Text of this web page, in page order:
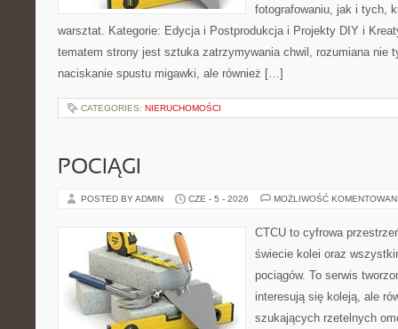
fotografowaniu, jak i tych,
warsztat. Kategorie: Edycja i Postprodukcja i Projekty DIY i
tematem strony jest sztuka zatrzymywania chwil, rozumiana nie
naciskanie spustu migawki, ale również […]
CATEGORIES: NIERUCHOMOŚCI
POCIĄGI
POSTED BY ADMIN CZE - 5 - 2026 MOŻLIWOŚĆ
CTCU to cyfrowa
świecie kolei oraz
pociągów. To serwis
interesują się koleją, ale
szukających rzetelnych